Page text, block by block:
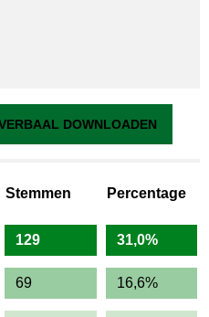
1 WijkzaalDOWNLOADEN
Stemmen Percentage
129 31,0%
69 16,6%